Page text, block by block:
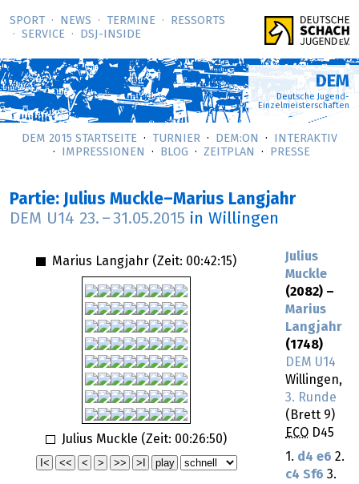
SPORT NEWS TERMINE
RESSORTS
SERVICE
DSJ-­INSIDE
DEM
Deutsche Jugend-
Einzelmeisterschaften
DEM 2015 STARTSEITE TURNIER DEM:ON
INTERAKTIV
IMPRESSIONEN
BLOG ZEITPLAN PRESSE
Partie: Julius Muckle–Marius Langjahr
DEM U14 23. – 31.05.2015 in Willingen
Marius Langjahr (Zeit: 00:42:15)
Julius Muckle (Zeit: 00:26:50)
Julius
Muckle
(2082) –
Marius
Langjahr
(1748)
DEM U14
Willingen,
3. Runde
(Brett 9)
ECO D45
1. d4 e6 2.
c4 Sf6 3.